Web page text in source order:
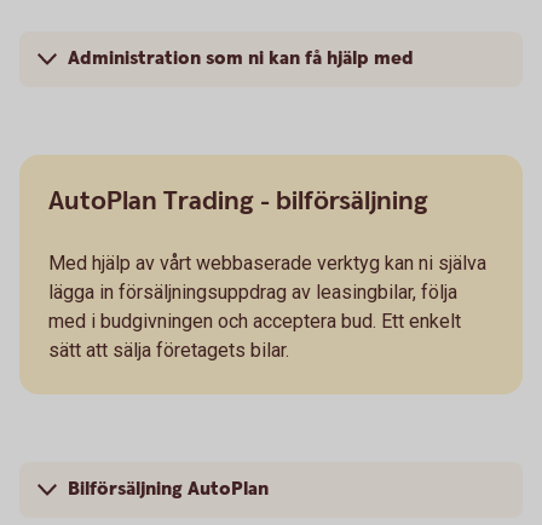
Administration som ni kan få hjälp med
AutoPlan Trading - bilförsäljning
Med hjälp av vårt webbaserade verktyg kan ni själva
lägga in försäljningsuppdrag av leasingbilar, följa
med i budgivningen och acceptera bud. Ett enkelt
sätt att sälja företagets bilar.
Bilförsäljning AutoPlan